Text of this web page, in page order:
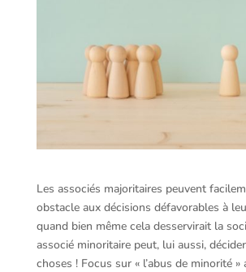
Les associés majoritaires peuvent
obstacle aux décisions défavorables à
quand bien même cela desservirait la
associé minoritaire peut, lui aussi,
choses ! Focus sur « l’abus de minorité »